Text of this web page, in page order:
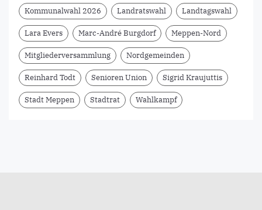
Kommunalwahl 2026 Landratswahl Landtagswahl
Lara Evers Marc-André Burgdorf Meppen-Nord
Mitgliederversammlung Nordgemeinden
Reinhard Todt Senioren Union Sigrid Kraujuttis
Stadt Meppen Stadtrat Wahlkampf